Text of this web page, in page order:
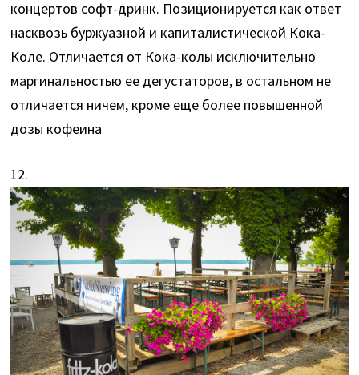
концертов софт-дринк. Позиционируется как ответ
насквозь буржуазной и капиталистической Кока-
Коле. Отличается от Кока-колы исключительно
маргинальностью ее дегустаторов, в остальном не
отличается ничем, кроме еще более повышенной
дозы кофеина
12.